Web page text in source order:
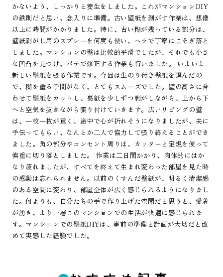
かないよう、しっかりと養生をしました。これがマンションDIY
の鉄則だと思い、念入りに準備。古い壁紙を剥がす作業は、想像
以上に時間がかかりました。特に、古い糊が残っている部分は、
壁紙剥がし用のスプレーを何度も使い、ヘラで丁寧にこそぎ落と
しました。マンションの壁は比較的平滑でしたが、それでも小さ
な凹凸を見つけ、パテで修正する作業も行いました。 いよいよ
新しい壁紙を張る作業です。今回は生のり付き壁紙を選んだの
で、糊を塗る手間がなく、とてもスムーズでした。壁の高さに合
わせて壁紙をカットし、裏紙を少しずつ剥がしながら、上から下
へと空気を抜きながら張り付けていきます。広いリビングの壁
は、一枚一枚が重く、途中で心が折れそうになりましたが、夫に
手伝ってもらい、なんとか二人で協力して張り終えることができ
ました。角の部分やコンセント周りは、カッターと定規を使って
慎重に切り落としました。 作業は二日間かかり、肉体的にはか
なり疲れましたが、すべてを終えて生まれ変わった部屋を見た時
の感動は忘れられません。以前のくすんだ壁紙が、明るく清潔感
のある空間に変わり、部屋全体が広く感じられるようになりまし
た。何よりも、自分たちの手で作り上げた空間だと思うと、愛着
が湧き、より一層このマンションでの生活が快適に感じられま
す。マンションでの壁紙DIYは、事前の準備と計画が大切だと改
めて実感した経験でした。